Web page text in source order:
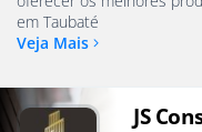
em Taubaté
Veja Mais
JS